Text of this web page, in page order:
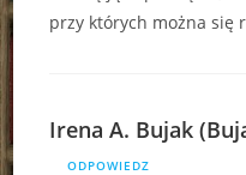
przy których można się
Irena A. Bujak
ODPOWIEDZ